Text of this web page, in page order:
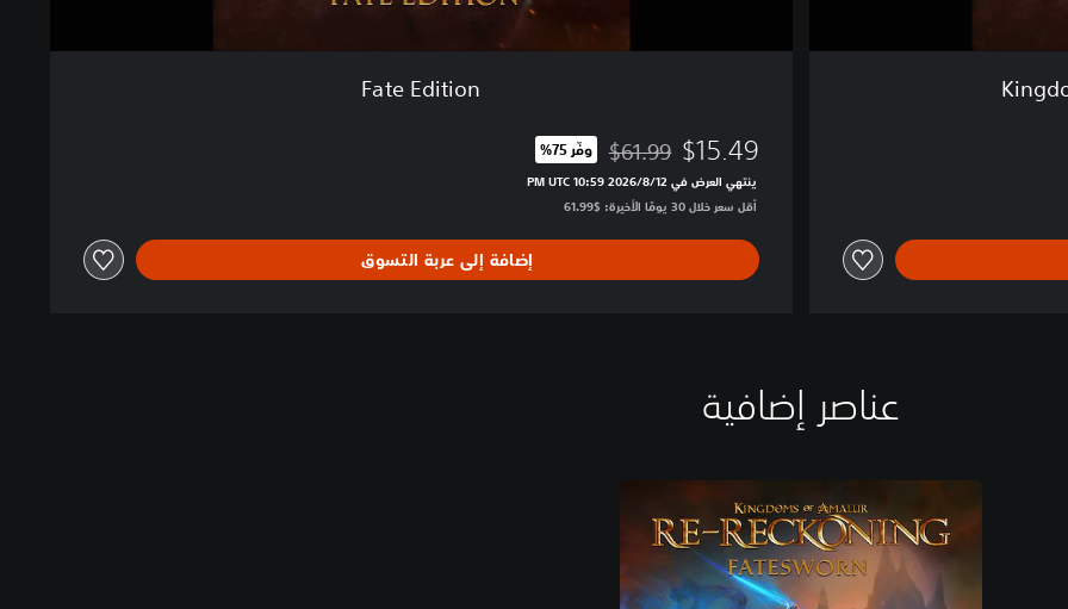
Fate Edition
$15.49 مخصوم من السعر الأصلي البالغ $61.99‏
$61.99 وفّر 75%‏
ينتهي العرض في 12‏/8‏/2026 10:59 PM UTC‏
أقل سعر خلال 30 يومًا الأخيرة: $61.99‏
إضافة إلى عربة التسوق
عناصر إضافية